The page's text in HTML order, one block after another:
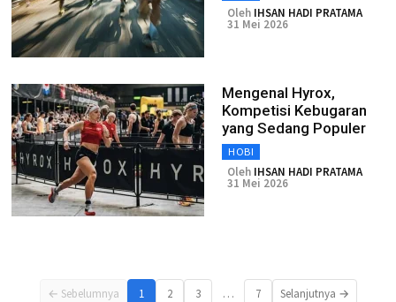
Oleh IHSAN HADI PRATAMA
31 Mei 2026
Mengenal Hyrox,
Kompetisi Kebugaran
yang Sedang Populer
HOBI
Oleh IHSAN HADI PRATAMA
31 Mei 2026
← Sebelumnya 1 2 3 … 7 Selanjutnya →